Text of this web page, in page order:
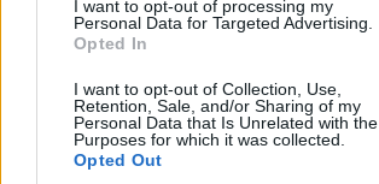
I want to opt-out of processing my
Personal Data for Targeted Advertising.
Opted In
I want to opt-out of Collection, Use,
Retention, Sale, and/or Sharing of my
Personal Data that Is Unrelated with the
Purposes for which it was collected.
Opted Out
ΚΟΣΜΟΣ
Γερμανία: Το ουκρανικό